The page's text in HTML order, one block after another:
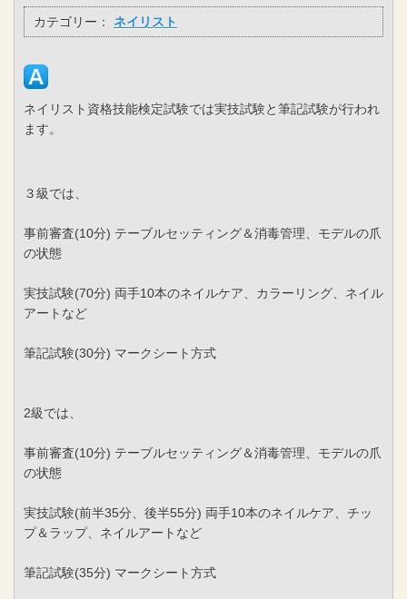
カテゴリー： ネイリスト
ネイリスト資格技能検定試験では実技試験と筆記試験が行われ
ます。
３級では、
事前審査(10分) テーブルセッティング＆消毒管理、モデルの爪
の状態
実技試験(70分) 両手10本のネイルケア、カラーリング、ネイル
アートなど
筆記試験(30分) マークシート方式
2級では、
事前審査(10分) テーブルセッティング＆消毒管理、モデルの爪
の状態
実技試験(前半35分、後半55分) 両手10本のネイルケア、チッ
プ＆ラップ、ネイルアートなど
筆記試験(35分) マークシート方式